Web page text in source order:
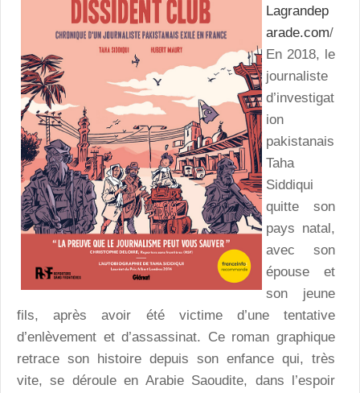
Lagrandep
arade.com/
En 2018, le
journaliste
d’investigat
ion
pakistanais
Taha
Siddiqui
quitte son
pays natal,
avec son
épouse et
son jeune
fils, après avoir été victime d’une tentative
d’enlèvement et d’assassinat. Ce roman graphique
retrace son histoire depuis son enfance qui, très
vite, se déroule en Arabie Saoudite, dans l’espoir